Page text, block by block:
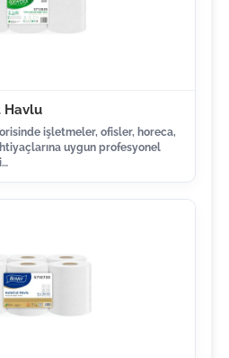
Havlu
işletmeler, ofisler, horeca,
uygun profesyonel